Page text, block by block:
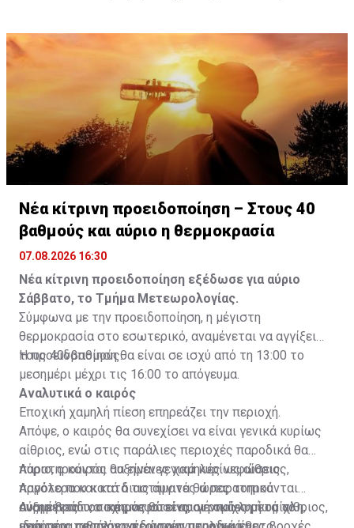
για αυτόφωρο αδίκημα.
Νέα κίτρινη προειδοποίηση – Στους 40
βαθμούς και αύριο η θερμοκρασία
07.08.2026 16:30
Νέα κίτρινη προειδοποίηση εξέδωσε για αύριο
Σάββατο, το Τμήμα Μετεωρολογίας.
Σύμφωνα με την προειδοποίηση, η μέγιστη
θερμοκρασία στο εσωτερικό, αναμένεται να αγγίξει
τους 40νβαθμούς.
Η προειδοποίηση θα είναι σε ισχύ από τη 13:00 το
μεσημέρι μέχρι τις 16:00 το απόγευμα.
Αναλυτικά ο καιρός
Εποχική χαμηλή πίεση επηρεάζει την περιοχή.
Απόψε, ο καιρός θα συνεχίσει να είναι γενικά κυρίως
αίθριος, ενώ στις παράλιες περιοχές παροδικά θα
παρατηρούνται αυξημένες χαμηλές νεφώσεις.
Αργότερα και κατά τις αυγινές ώρες τοπικά
αναμένεται να σχηματιστεί αραιή ομίχλη ή ομίχλη,
Αύριο, ο καιρός θα είναι γενικά κυρίως αίθριος,
παρόλο που κατά διαστήματα θα παρατηρούνται
αυξημένες τοπικές νεφώσεις, οι οποίες μετά το
Αύριο βράδυ, ο καιρός θα είναι γενικά κυρίως αίθριος,